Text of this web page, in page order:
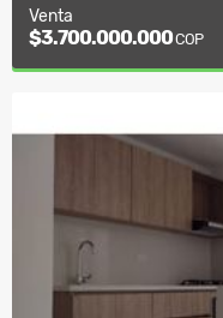
Venta
$3.700.000.000COP